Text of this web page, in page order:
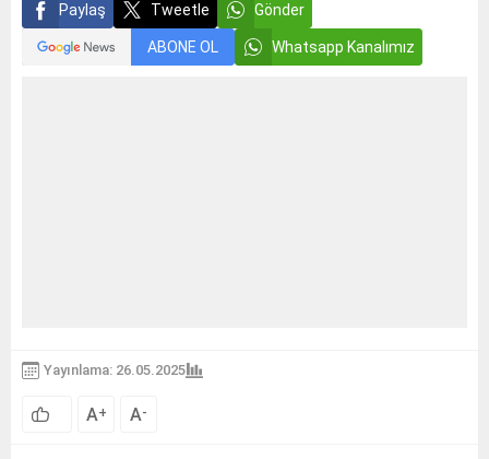
Paylaş Tweetle Gönder
ABONE OL Whatsapp Kanalımız
Yayınlama: 26.05.2025
A+ A-